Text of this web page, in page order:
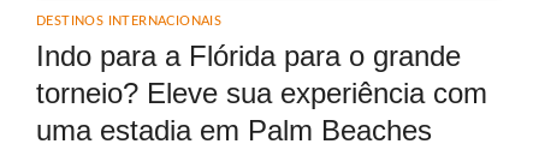
DESTINOS INTERNACIONAIS
Indo para a Flórida para o grande
torneio? Eleve sua experiência com
uma estadia em Palm Beaches